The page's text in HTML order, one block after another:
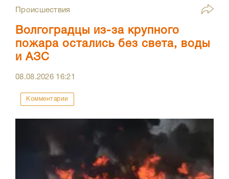
Происшествия
Волгоградцы из-за крупного
пожара остались без света, воды
и АЗС
08.08.2026 16:21
Комментарии